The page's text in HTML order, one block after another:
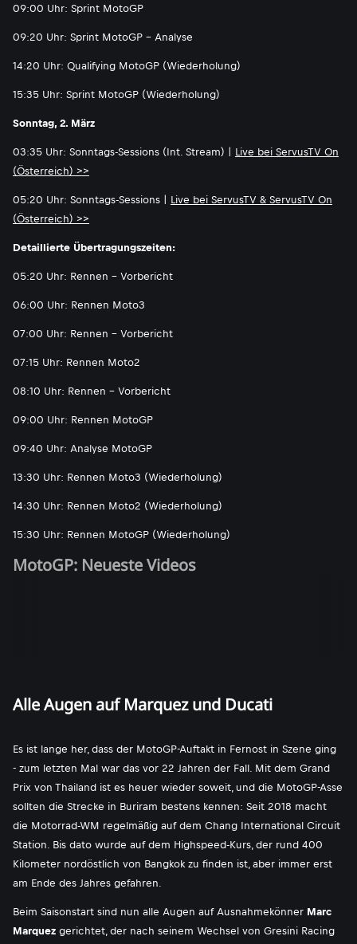
09:00 Uhr: Sprint MotoGP
09:20 Uhr: Sprint MotoGP - Analyse
14:20 Uhr: Qualifying MotoGP (Wiederholung)
15:35 Uhr: Sprint MotoGP (Wiederholung)
Sonntag, 2. März
03:35 Uhr: Sonntags-Sessions (Int. Stream) | Live bei ServusTV On
(Österreich) >>
05:20 Uhr: Sonntags-Sessions | Live bei ServusTV & ServusTV On
(Österreich) >>
Detaillierte Übertragungszeiten:
05:20 Uhr: Rennen - Vorbericht
06:00 Uhr: Rennen Moto3
07:00 Uhr: Rennen - Vorbericht
07:15 Uhr: Rennen Moto2
08:10 Uhr: Rennen - Vorbericht
09:00 Uhr: Rennen MotoGP
09:40 Uhr: Analyse MotoGP
13:30 Uhr: Rennen Moto3 (Wiederholung)
14:30 Uhr: Rennen Moto2 (Wiederholung)
15:30 Uhr: Rennen MotoGP (Wiederholung)
MotoGP: Neueste Videos
Alle Augen auf Marquez und Ducati
Es ist lange her, dass der MotoGP-Auftakt in Fernost in Szene ging
- zum letzten Mal war das vor 22 Jahren der Fall. Mit dem Grand
Prix von Thailand ist es heuer wieder soweit, und die MotoGP-Asse
sollten die Strecke in Buriram bestens kennen: Seit 2018 macht
die Motorrad-WM regelmäßig auf dem Chang International Circuit
Station. Bis dato wurde auf dem Highspeed-Kurs, der rund 400
Kilometer nordöstlich von Bangkok zu finden ist, aber immer erst
am Ende des Jahres gefahren.
Beim Saisonstart sind nun alle Augen auf Ausnahmekönner Marc
Marquez gerichtet, der nach seinem Wechsel von Gresini Racing